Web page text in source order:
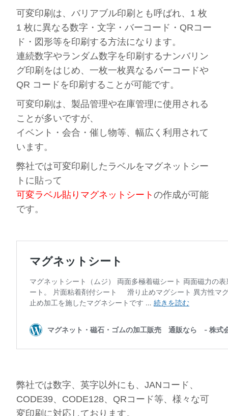
可変印刷は、バリアブル印刷とも呼ばれ、 1 枚
1 枚に異なる数字・文字・バーコード・QRコー
ド・図形等を印刷 する方法になります。
連続数字やランダム数字を印刷するナンバリン
グ印刷をはじめ、一枚一枚異なるバーコードや
QR コードを印刷することが可能です。
可変印刷は、製品管理や在庫管理に使用される
ことが多いですが、
イベント・会合・催し物等、幅広く利用されて
います。
弊社では可変印刷したラベルをマグネットシー
トに貼って
可変ラベル貼りマグネットシート の作成が可能
です。
弊社では数字、英字以外にも、 JANコード 、
CODE39、 CODE128、 QRコード等、様々な可
変印刷に対応しております。